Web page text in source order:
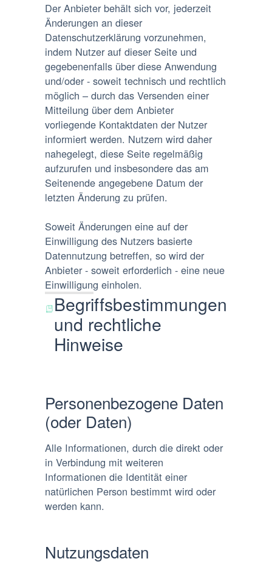
Der Anbieter behält sich vor, jederzeit
Änderungen an dieser
Datenschutzerklärung vorzunehmen,
indem Nutzer auf dieser Seite und
gegebenenfalls über diese Anwendung
und/oder - soweit technisch und rechtlich
möglich – durch das Versenden einer
Mitteilung über dem Anbieter
vorliegende Kontaktdaten der Nutzer
informiert werden. Nutzern wird daher
nahegelegt, diese Seite regelmäßig
aufzurufen und insbesondere das am
Seitenende angegebene Datum der
letzten Änderung zu prüfen.
Soweit Änderungen eine auf der
Einwilligung des Nutzers basierte
Datennutzung betreffen, so wird der
Anbieter - soweit erforderlich - eine neue
Einwilligung einholen.
Begriffsbestimmungen
und rechtliche
Hinweise
Personenbezogene Daten
(oder Daten)
Alle Informationen, durch die direkt oder
in Verbindung mit weiteren
Informationen die Identität einer
natürlichen Person bestimmt wird oder
werden kann.
Nutzungsdaten